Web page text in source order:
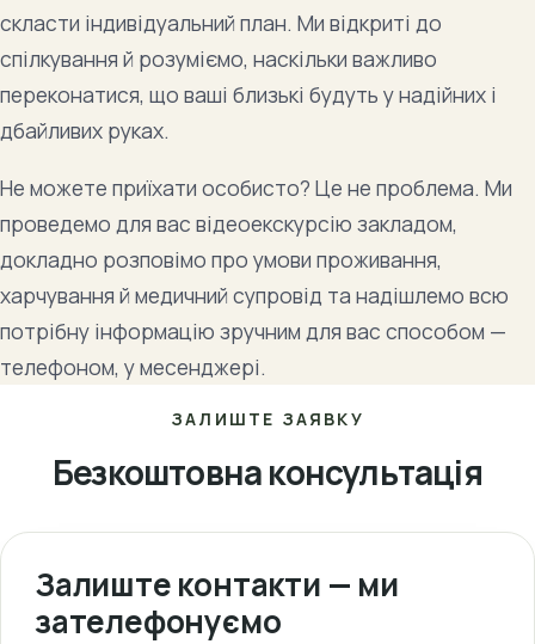
скласти індивідуальний план. Ми відкриті до
спілкування й розуміємо, наскільки важливо
переконатися, що ваші близькі будуть у надійних і
дбайливих руках.
Не можете приїхати особисто? Це не проблема. Ми
проведемо для вас відеоекскурсію закладом,
докладно розповімо про умови проживання,
харчування й медичний супровід та надішлемо всю
потрібну інформацію зручним для вас способом —
телефоном, у месенджері.
ЗАЛИШТЕ ЗАЯВКУ
Безкоштовна консультація
Залиште контакти — ми
зателефонуємо